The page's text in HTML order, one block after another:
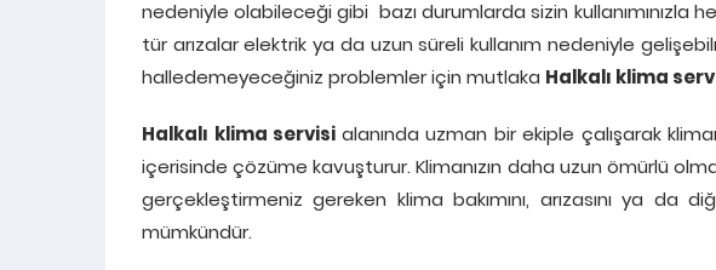
nedeniyle olabileceği gibi bazı durumlarda sizin kullanımınızla
tür arızalar elektrik ya da uzun süreli kullanım nedeniyle
halledemeyeceğiniz problemler için mutlaka Halkalı klima
Halkalı klima servisi alanında uzman bir ekiple çalışarak
içerisinde çözüme kavuşturur. Klimanızın daha uzun ömürlü
gerçekleştirmeniz gereken klima bakımını, arızasını ya da
mümkündür.